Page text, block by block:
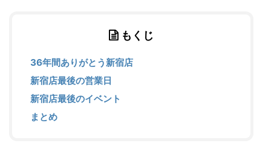
もくじ
36年間ありがとう新宿店
新宿店最後の営業日
新宿店最後のイベント
まとめ